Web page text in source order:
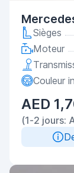
Sièges
Moteur
Couleur
AED
(1-2 jours: